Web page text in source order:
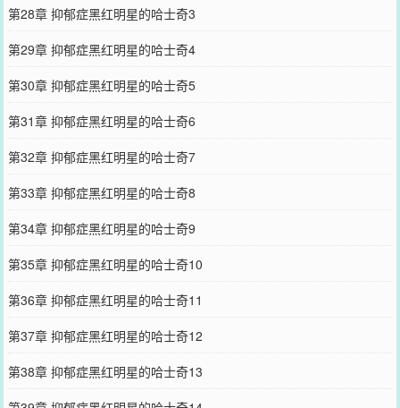
第28章 抑郁症黑红明星的哈士奇3
第29章 抑郁症黑红明星的哈士奇4
第30章 抑郁症黑红明星的哈士奇5
第31章 抑郁症黑红明星的哈士奇6
第32章 抑郁症黑红明星的哈士奇7
第33章 抑郁症黑红明星的哈士奇8
第34章 抑郁症黑红明星的哈士奇9
第35章 抑郁症黑红明星的哈士奇10
第36章 抑郁症黑红明星的哈士奇11
第37章 抑郁症黑红明星的哈士奇12
第38章 抑郁症黑红明星的哈士奇13